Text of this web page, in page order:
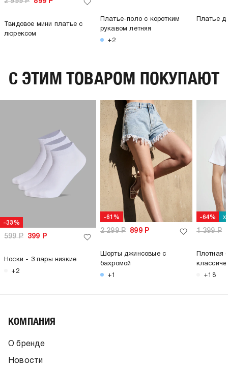
2 999Р 899 Р
Твидовое мини платье с
люрексом
Платье-поло с коротким
рукавом летняя
+2
Платье
C ЭТИМ ТОВАРОМ ПОКУПАЮТ
-33%
599Р 399 Р
Носки - 3 пары низкие
+2
-61%
2 299Р 899Р
Шорты джинсовые с
бахромой
+1
-64%
1 399Р
Плотная
+18
КОМПАНИЯ
О бренде
Новости